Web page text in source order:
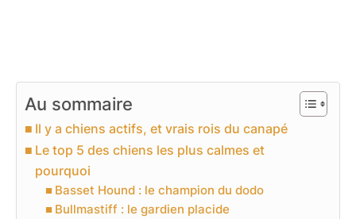
Au sommaire
Il y a chiens actifs, et vrais rois du canapé
Le top 5 des chiens les plus calmes et
pourquoi
Basset Hound : le champion du dodo
Bullmastiff : le gardien placide